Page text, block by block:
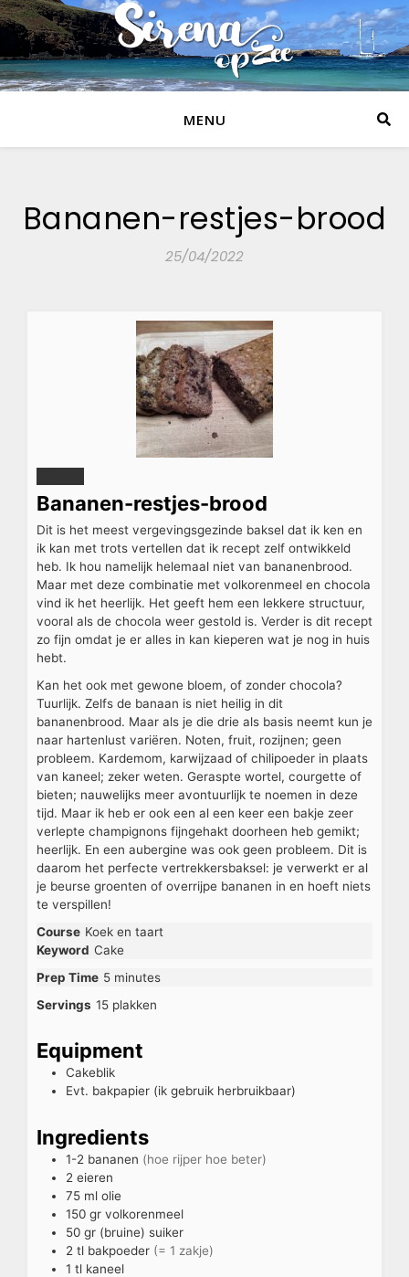
MENU
Bananen-restjes-brood
25/04/2022
Bananen-restjes-brood
Dit is het meest vergevingsgezinde baksel dat ik ken en
ik kan met trots vertellen dat ik recept zelf ontwikkeld
heb. Ik hou namelijk helemaal niet van bananenbrood.
Maar met deze combinatie met volkorenmeel en chocola
vind ik het heerlijk. Het geeft hem een lekkere structuur,
vooral als de chocola weer gestold is. Verder is dit recept
zo fijn omdat je er alles in kan kieperen wat je nog in huis
hebt.
Kan het ook met gewone bloem, of zonder chocola?
Tuurlijk. Zelfs de banaan is niet heilig in dit
bananenbrood. Maar als je die drie als basis neemt kun je
naar hartenlust variëren. Noten, fruit, rozijnen; geen
probleem. Kardemom, karwijzaad of chilipoeder in plaats
van kaneel; zeker weten. Geraspte wortel, courgette of
bieten; nauwelijks meer avontuurlijk te noemen in deze
tijd. Maar ik heb er ook een al een keer een bakje zeer
verlepte champignons fijngehakt doorheen heb gemikt;
heerlijk. En een aubergine was ook geen probleem. Dit is
daarom het perfecte vertrekkersbaksel: je verwerkt er al
je beurse groenten of overrijpe bananen in en hoeft niets
te verspillen!
Course Koek en taart
Keyword Cake
Prep Time 5 minutes
Servings 15 plakken
Equipment
Cakeblik
Evt. bakpapier (ik gebruik herbruikbaar)
Ingredients
1-2 bananen (hoe rijper hoe beter)
2 eieren
75 ml olie
150 gr volkorenmeel
50 gr (bruine) suiker
2 tl bakpoeder (= 1 zakje)
1 tl kaneel